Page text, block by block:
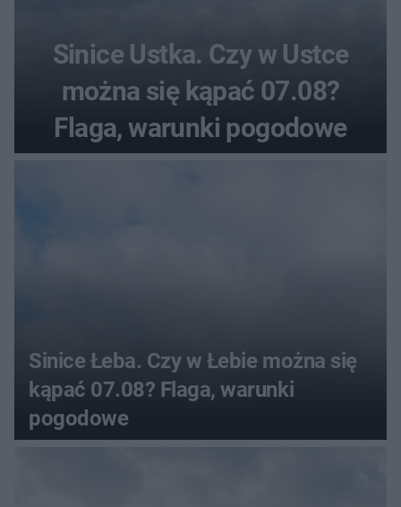
Sinice Ustka. Czy w Ustce
można się kąpać 07.08?
Flaga, warunki pogodowe
Sinice Łeba. Czy w Łebie można się
kąpać 07.08? Flaga, warunki
pogodowe